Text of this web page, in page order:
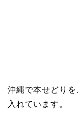
沖縄で本せどり
入れています。